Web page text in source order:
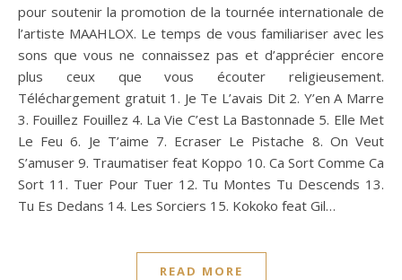
pour soutenir la promotion de la tournée internationale de
l’artiste MAAHLOX. Le temps de vous familiariser avec les
sons que vous ne connaissez pas et d’apprécier encore
plus ceux que vous écouter religieusement.
Téléchargement gratuit 1. Je Te L’avais Dit 2. Y’en A Marre
3. Fouillez Fouillez 4. La Vie C’est La Bastonnade 5. Elle Met
Le Feu 6. Je T’aime 7. Ecraser Le Pistache 8. On Veut
S’amuser 9. Traumatiser feat Koppo 10. Ca Sort Comme Ca
Sort 11. Tuer Pour Tuer 12. Tu Montes Tu Descends 13.
Tu Es Dedans 14. Les Sorciers 15. Kokoko feat Gil…
READ MORE